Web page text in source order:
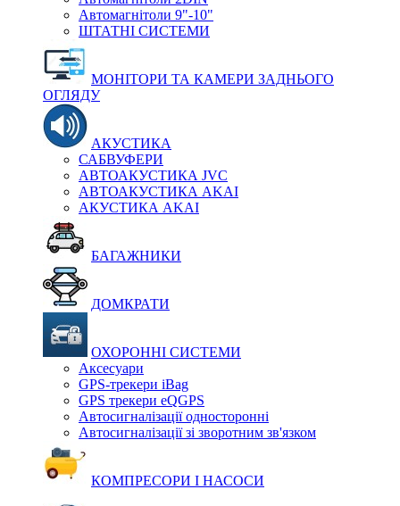
Автомагнітоли 9"-10"
ШТАТНІ СИСТЕМИ
МОНІТОРИ ТА КАМЕРИ ЗАДНЬОГО
ОГЛЯДУ
АКУСТИКА
САБВУФЕРИ
АВТОАКУСТИКА JVC
АВТОАКУСТИКА AKAI
АКУСТИКА AKAI
БАГАЖНИКИ
ДОМКРАТИ
ОХОРОННІ СИСТЕМИ
Аксесуари
GPS-трекери iBag
GPS трекери eQGPS
Автосигналізації односторонні
Автосигналізації зі зворотним зв'язком
КОМПРЕСОРИ І НАСОСИ